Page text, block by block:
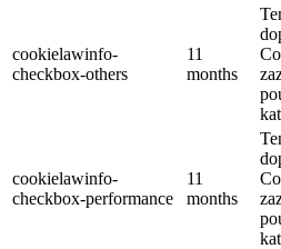
cookielawinfo-
checkbox-others
11
months
cookielawinfo-
checkbox-performance
11
months